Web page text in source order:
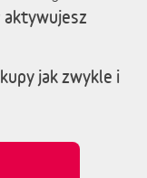
aktywujesz
jak zwykle i